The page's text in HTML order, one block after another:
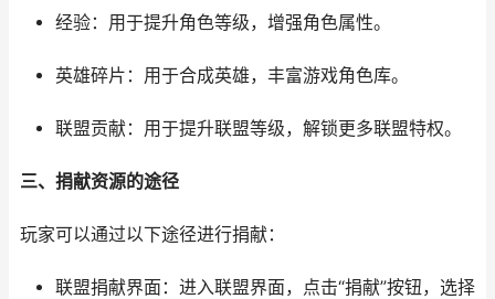
经验：用于提升角色等级，增强角色属性。
英雄碎片：用于合成英雄，丰富游戏角色库。
联盟贡献：用于提升联盟等级，解锁更多联盟特权。
三、捐献资源的途径
玩家可以通过以下途径进行捐献：
联盟捐献界面：进入联盟界面，点击“捐献”按钮，选择